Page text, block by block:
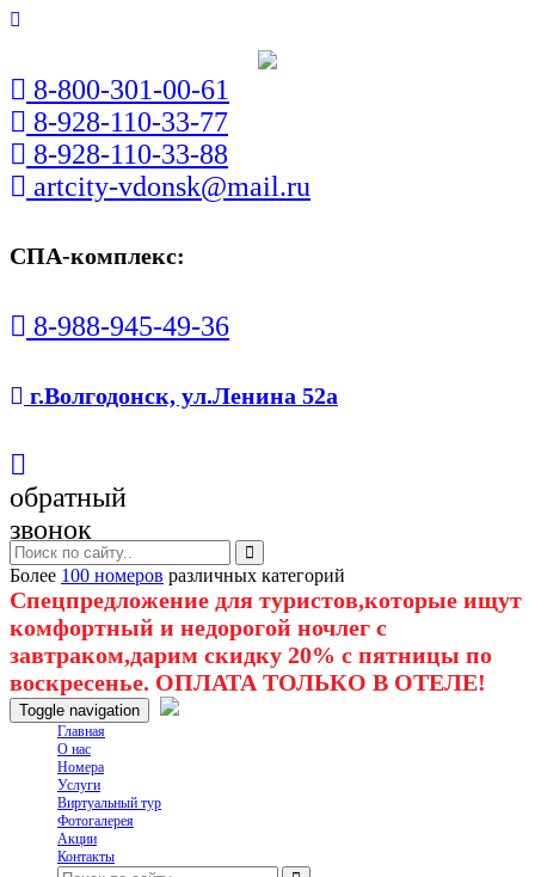
8-800-301-00-61
8-928-110-33-77
8-928-110-33-88
artcity-vdonsk@mail.ru
СПА-комплекс:
8-988-945-49-36
г.Волгодонск, ул.Ленина 52а
обратный
звонок
Более 100 номеров различных категорий
Спецпредложение для туристов,которые ищут
комфортный и недорогой ночлег с
завтраком,дарим скидку 20% с пятницы по
воскресенье. ОПЛАТА ТОЛЬКО В ОТЕЛЕ!
Toggle navigation
Главная
O нас
Номера
Услуги
Виртуальный тур
Фотогалерея
Акции
Контакты